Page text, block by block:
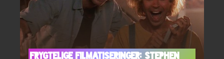
Frygtelige Filmatiseringer: Stephen